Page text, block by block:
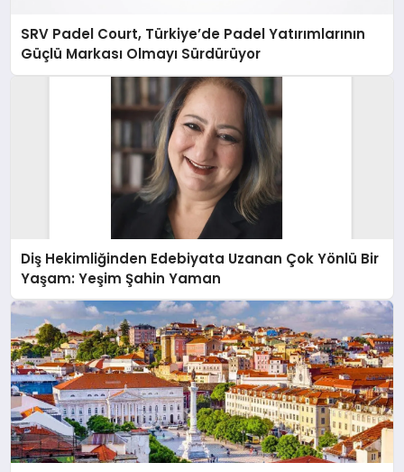
SRV Padel Court, Türkiye’de Padel Yatırımlarının
Güçlü Markası Olmayı Sürdürüyor
Diş Hekimliğinden Edebiyata Uzanan Çok Yönlü Bir
Yaşam: Yeşim Şahin Yaman